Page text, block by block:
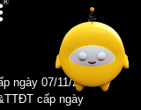
ngày 07/11/2025 |
cấp ngày